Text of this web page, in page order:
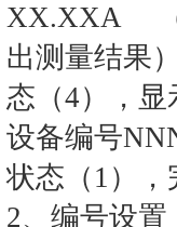
XX.XXA
出测量结果
态（4），
设备编号
状态（1）
2、编号设置